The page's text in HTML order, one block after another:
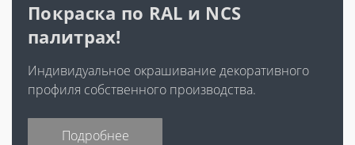
Покраска по RAL и NCS
палитрах!
Индивидуальное окрашивание декоративного
профиля собственного производства.
Подробнее